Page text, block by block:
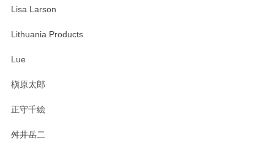
Lisa Larson
Lithuania Products
Lue
槇原太郎
正守千絵
舛井岳二